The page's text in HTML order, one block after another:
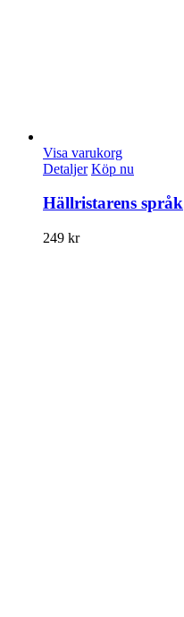
Visa varukorg
Detaljer Köp nu
Hällristarens språk
249 kr